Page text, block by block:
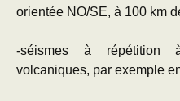
orientée NO/SE, à 100 km
-séismes à répétition
volcaniques, par exemple